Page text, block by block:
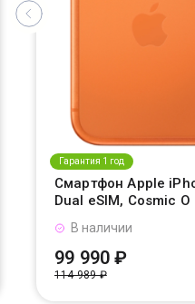
Гарантия 1 год
Смартфон Apple
Dual eSIM, Cosmic O
В наличии
99 990 ₽
114 989 ₽